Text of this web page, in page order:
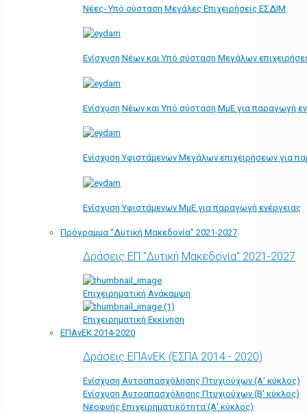
Νέες- Υπό σύσταση Μεγάλες Επιχειρήσεις ΕΣΔΙΜ
Ενίσχυση Νέων και Υπό σύσταση Μεγάλων
Ενίσχυση Νέων και Υπό σύσταση ΜμΕ για παραγωγή
Ενίσχυση Υφιστάμενων Μεγάλων επιχειρήσεων για
Ενίσχυση Υφιστάμενων ΜμΕ για παραγωγή ενέργειας
Πρόγραμμα “Δυτική Μακεδονία” 2021-2027
Δράσεις ΕΠ "Δυτική Μακεδονία" 2021-2027
Επιχειρηματική Ανάκαμψη
Επιχειρηματική Εκκίνηση
ΕΠΑνΕΚ 2014-2020
Δράσεις ΕΠΑνΕΚ (ΕΣΠΑ 2014 - 2020)
Ενίσχυση Αυτοαπασχόλησης Πτυχιούχων (Α' κύκλος)
Ενίσχυση Αυτοαπασχόλησης Πτυχιούχων (Β' κύκλος)
Νεοφυής Επιχειρηματικότητα (Α' κύκλος)